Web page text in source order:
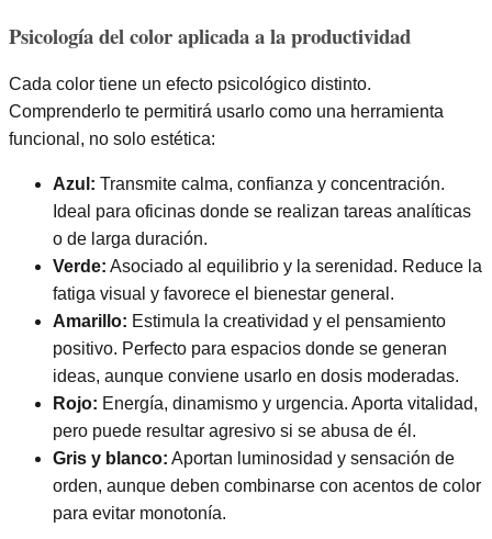
Psicología del color aplicada a la productividad
Cada color tiene un efecto psicológico distinto.
Comprenderlo te permitirá usarlo como una herramienta
funcional, no solo estética:
Azul: Transmite calma, confianza y concentración.
Ideal para oficinas donde se realizan tareas analíticas
o de larga duración.
Verde: Asociado al equilibrio y la serenidad. Reduce la
fatiga visual y favorece el bienestar general.
Amarillo: Estimula la creatividad y el pensamiento
positivo. Perfecto para espacios donde se generan
ideas, aunque conviene usarlo en dosis moderadas.
Rojo: Energía, dinamismo y urgencia. Aporta vitalidad,
pero puede resultar agresivo si se abusa de él.
Gris y blanco: Aportan luminosidad y sensación de
orden, aunque deben combinarse con acentos de color
para evitar monotonía.